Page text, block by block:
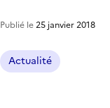
Publié le25 janvier 2018
Actualité